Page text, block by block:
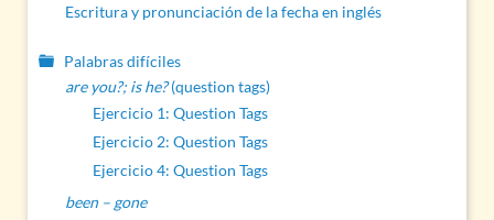
Escritura y pronunciación de la fecha en inglés
Palabras difíciles
are you?; is he?(question tags)
Ejercicio 1: Question Tags
Ejercicio 2: Question Tags
Ejercicio 4: Question Tags
been – gone